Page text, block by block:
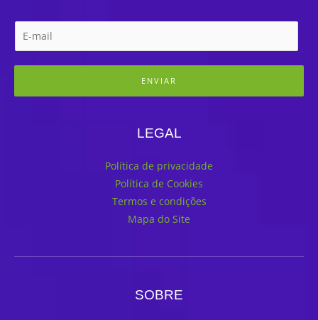
ENVIAR
LEGAL
Política de privacidade
Política de Cookies
Termos e condições
Mapa do Site
SOBRE